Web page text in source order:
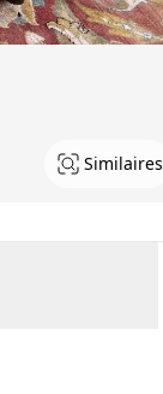
Similaires